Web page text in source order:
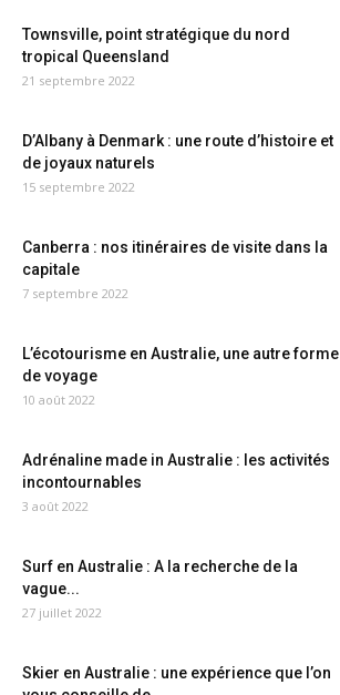
Townsville, point stratégique du nord
tropical Queensland
21 septembre 2022
D’Albany à Denmark : une route d’histoire et
de joyaux naturels
15 septembre 2022
Canberra : nos itinéraires de visite dans la
capitale
7 septembre 2022
L’écotourisme en Australie, une autre forme
de voyage
10 août 2022
Adrénaline made in Australie : les activités
incontournables
3 août 2022
Surf en Australie : A la recherche de la
vague...
27 juillet 2022
Skier en Australie : une expérience que l’on